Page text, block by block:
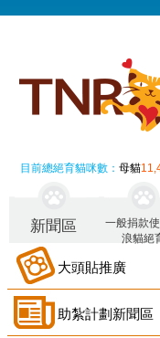
目前總絕育貓咪數：母貓
新聞區
一般捐款
浪貓絕
大頭貼推廣
助紮計劃新聞區